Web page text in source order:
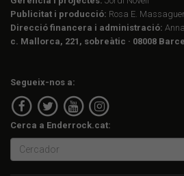
Publicitat i producció: Rosa E. Massaguer
Direcció financera i administració:
c. Mallorca, 221, sobreàtic · 08008
Segueix-nos a:
Cerca a Enderrock.cat: